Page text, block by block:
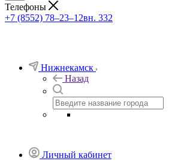
Телефоны
+7 (8552) 78‒23‒12вн. 332
Нижнекамск
Назад
Личный кабинет